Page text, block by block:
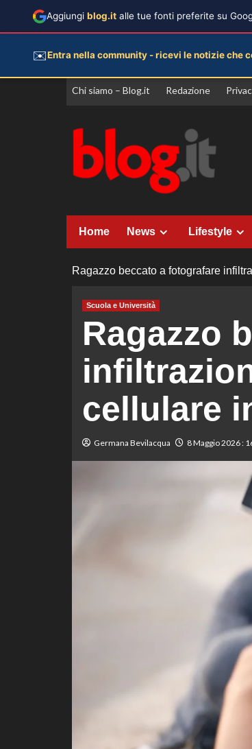
Vai
Chi siamo – Blog.it Redazione
Home News Lifestyle
Ragazzo beccato a fotografare
Scuola e Università
Ragazzo
cellulare
Germana Bevilacqua 8 Maggio 2026 :
Aggiungi blog.it alle tue fonti preferite su
✉️Entra nella community - ricevi le notizie che